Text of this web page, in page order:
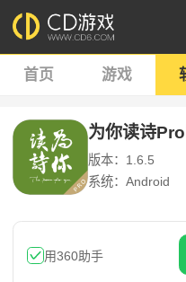
首页 游戏
为你读诗
版本：1.6.5
系统：Android
用360助手